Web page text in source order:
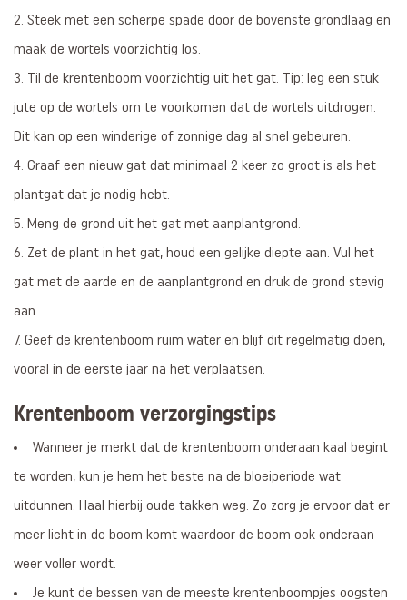
Steek met een scherpe spade door de bovenste grondlaag en
maak de wortels voorzichtig los.
Til de krentenboom voorzichtig uit het gat. Tip: leg een stuk
jute op de wortels om te voorkomen dat de wortels uitdrogen.
Dit kan op een winderige of zonnige dag al snel gebeuren.
Graaf een nieuw gat dat minimaal 2 keer zo groot is als het
plantgat dat je nodig hebt.
Meng de grond uit het gat met aanplantgrond.
Zet de plant in het gat, houd een gelijke diepte aan. Vul het
gat met de aarde en de aanplantgrond en druk de grond stevig
aan.
Geef de krentenboom ruim water en blijf dit regelmatig doen,
vooral in de eerste jaar na het verplaatsen.
Krentenboom verzorgingstips
Wanneer je merkt dat de krentenboom onderaan kaal begint
te worden, kun je hem het beste na de bloeiperiode wat
uitdunnen. Haal hierbij oude takken weg. Zo zorg je ervoor dat er
meer licht in de boom komt waardoor de boom ook onderaan
weer voller wordt.
Je kunt de bessen van de meeste krentenboompjes oogsten